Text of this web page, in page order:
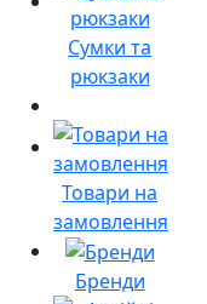
Сумки та
рюкзаки
Товари на
замовлення
Бренди